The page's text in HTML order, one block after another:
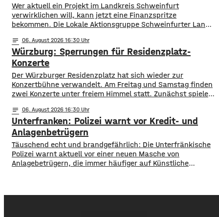
Wer aktuell ein Projekt im Landkreis Schweinfurt
verwirklichen will, kann jetzt eine Finanzspritze
bekommen. Die Lokale Aktionsgruppe Schweinfurter Land
Bewerben können sich Bürger, Vereine und Organisationen.
Die Projekte sollen den Entwicklungszielen des Landkreises
dienen und das Bürgerengagement des Schweinfurter
Lands stärken. Die Entwicklungsziele sind:
Daseinsvorsorge, sozialer Zusammenhalt,
notes 06. August 2026 16:30
Würzburg: Sperrungen für Residenzplatz-
Konzerte
Der Würzburger Residenzplatz hat sich wieder zur
Konzertbühne verwandelt. Am Freitag und Samstag finden
zwei Konzerte unter freiem Himmel statt. Zunächst spielen
Samstag ist dann das Konzert des Duos Fast Boy. Das
Konzert von Roy Bianco und den Abbrunzati Boys ist
ausverkauft, rund 16.000 Menschen werden
notes 06. August 2026 16:30
Unterfranken: Polizei warnt vor Kredit- und
Anlagenbetrügern
​​Täuschend echt und brandgefährlich: Die Unterfränkische
Polizei warnt aktuell vor einer neuen Masche von
Anlagebetrügern, die immer häufiger auf Künstliche